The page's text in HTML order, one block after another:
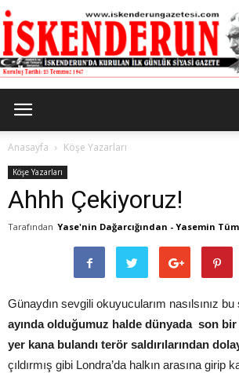
Gazetesi
Anasayfa Köşe Yazarları
Köşe Yazarları
Ahhh Çekiyoruz!
Tarafından Yase'nin Dağarcığından - Yasemin
Günaydın sevgili okuyucularım nasılsınız
ayında olduğumuz halde dünyada son
yer kana bulandı terör saldırılarından
çıldırmış gibi Londra’da halkın arasına girip